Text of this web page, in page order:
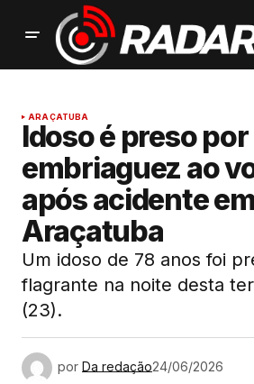
ARAÇATUBA
Idoso é preso por
embriaguez ao
após acidente em
Araçatuba
Um idoso de 78 anos foi
flagrante na noite desta
(23).
por Da redação24/06/2026